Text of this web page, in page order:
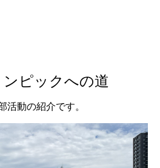
ンピックへの道
活動の紹介です。